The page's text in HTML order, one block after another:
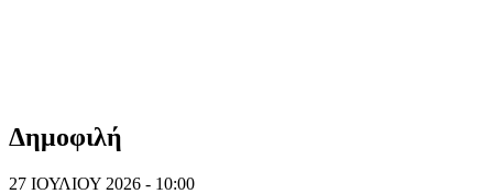
Δημοφιλή
27 ΙΟΥΛΙΟΥ 2026 - 10:00